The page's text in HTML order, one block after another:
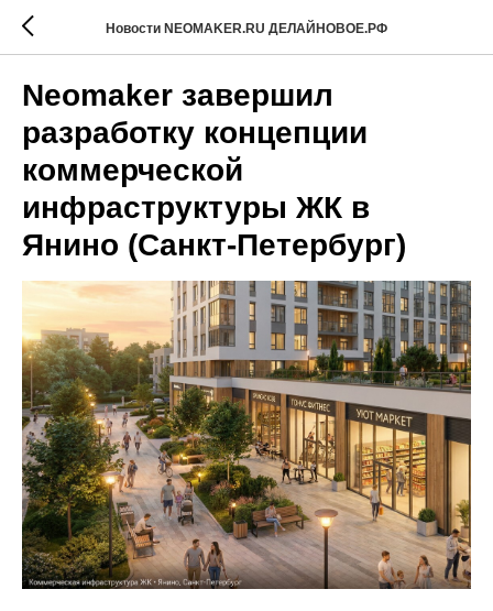
Новости NEOMAKER.RU ДЕЛАЙНОВОЕ.РФ
Neomaker завершил
разработку концепции
коммерческой
инфраструктуры ЖК в
Янино (Санкт-Петербург)